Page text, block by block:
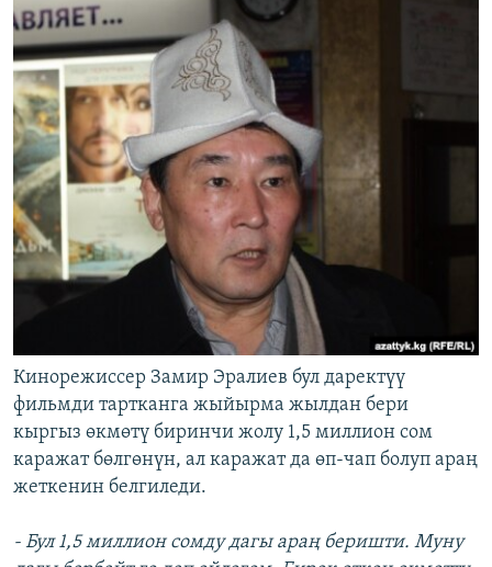
Кинорежиссер Замир Эралиев бул даректүү
фильмди тартканга жыйырма жылдан бери
кыргыз өкмөтү биринчи жолу 1,5 миллион сом
каражат бөлгөнүн, ал каражат да өп-чап болуп араң
жеткенин белгиледи.
- Бул 1,5 миллион сомду дагы араң беришти. Муну